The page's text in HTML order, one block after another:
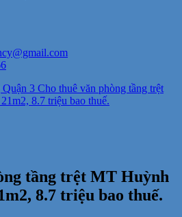
3 Cho thuê văn phòng tầng trệt
8.7 triệu bao thuế.
tầng trệt MT Huỳnh
8.7 triệu bao thuế.